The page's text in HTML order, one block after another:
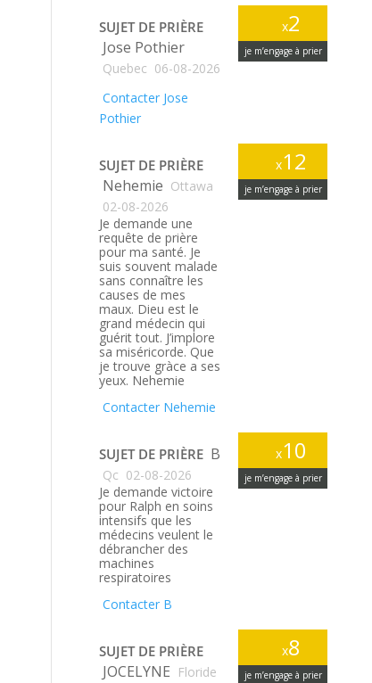
x2
je m’engage à prier
SUJET DE PRIÈRE
Jose Pothier
Quebec 06-08-2026
Contacter Jose
Pothier
x12
je m’engage à prier
SUJET DE PRIÈRE
Nehemie Ottawa
02-08-2026
Je demande une
requête de prière
pour ma santé. Je
suis souvent malade
sans connaître les
causes de mes
maux. Dieu est le
grand médecin qui
guérit tout. J’implore
sa miséricorde. Que
je trouve gràce a ses
yeux. Nehemie
Contacter Nehemie
x10
je m’engage à prier
SUJET DE PRIÈRE B
Qc 02-08-2026
Je demande victoire
pour Ralph en soins
intensifs que les
médecins veulent le
débrancher des
machines
respiratoires
Contacter B
x8
je m’engage à prier
SUJET DE PRIÈRE
JOCELYNE Floride